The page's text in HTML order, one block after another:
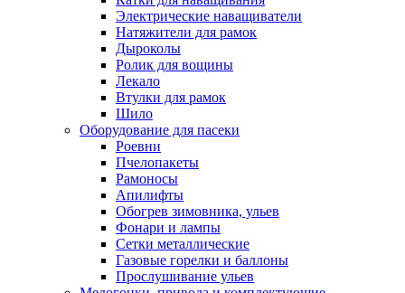
Электрические наващиватели
Натяжители для рамок
Дыроколы
Ролик для вощины
Лекало
Втулки для рамок
Шило
Оборудование для пасеки
Роевни
Пчелопакеты
Рамоносы
Апилифты
Обогрев зимовника, ульев
Фонари и лампы
Сетки металлические
Газовые горелки и баллоны
Прослушивание ульев